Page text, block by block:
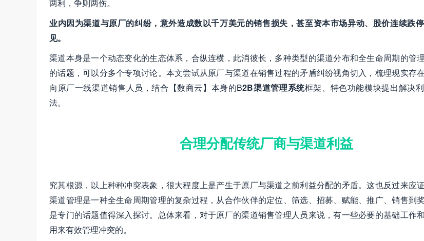
两利，争则两伤。
业内因为渠道与原厂的纠纷，意外造成数以千万美元的销售损失，甚至资本市场异动、股价连续跌
见。
渠道本身是一个动态变化的生态体系，合纵连横，此消彼长，多种类型的渠道分布和全生命周期的管
的话题，可以分多个专项讨论。本文尝试从原厂与渠道在销售过程的矛盾纠纷视角切入，梳理现实存
向原厂一线渠道销售人员，结合【数商云】本身的B2B渠道管理系统框架、特色功能模块提出解决
法。
合理分配传统厂商与渠道利益
究其根源，以上种种冲突表象，很大程度上是产生于原厂与渠道之前利益分配的矛盾。这也反过来应
渠道管理是一种全生命周期管理的复杂过程，从合作伙伴的定位、筛选、招募、赋能、推广、销售到
是专门的话题值得深入探讨。总体来看，对于原厂的渠道销售管理人员来说，有一些必要的基础工作
用来有效管理冲突的。